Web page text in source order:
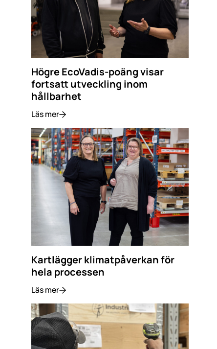
Högre EcoVadis-poäng visar
fortsatt utveckling inom
hållbarhet
Läs mer
Kartlägger klimatpåverkan för
hela processen
Läs mer